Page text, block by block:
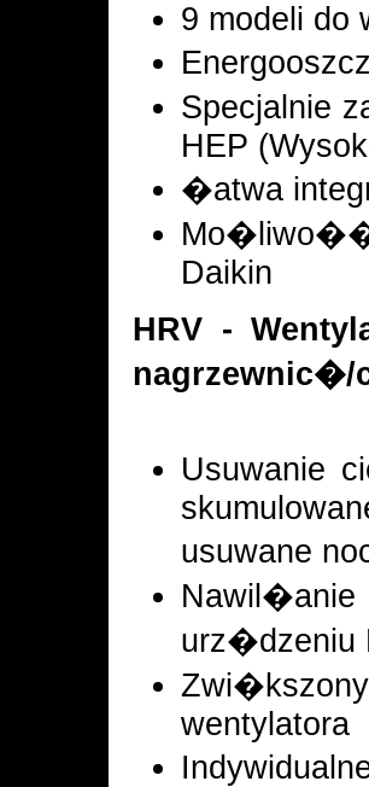
9 modeli do
Specjalnie
HEP
�atwa
Daikin
HRV -
Usuwanie
usuwane
urz�dzeniu
wentylatora